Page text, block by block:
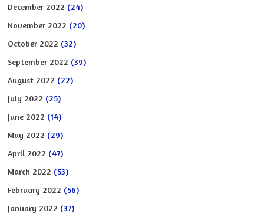
December 2022 (24)
November 2022 (20)
October 2022 (32)
September 2022 (39)
August 2022 (22)
July 2022 (25)
June 2022 (14)
May 2022 (29)
April 2022 (47)
March 2022 (53)
February 2022 (56)
January 2022 (37)